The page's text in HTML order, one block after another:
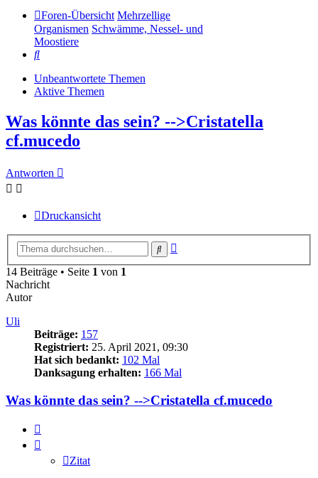
Foren-Übersicht Mehrzellige
Organismen Schwämme, Nessel- und
Moostiere
Suche
Unbeantwortete Themen
Aktive Themen
Was könnte das sein? -->Cristatella
cf.mucedo
Antworten
Druckansicht
Suche
14 Beiträge • Seite 1 von 1
Nachricht
Autor
Uli
Beiträge: 157
Registriert: 25. April 2021, 09:30
Hat sich bedankt: 102 Mal
Danksagung erhalten: 166 Mal
Was könnte das sein? -->Cristatella cf.mucedo
Zitat